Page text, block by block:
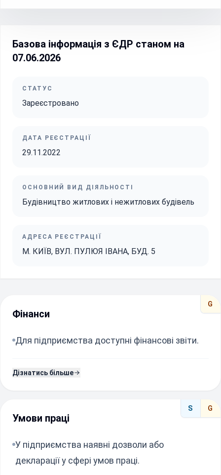
Базова інформація з ЄДР станом на
07.06.2026
СТАТУС
Зареєстровано
ДАТА РЕЄСТРАЦІЇ
29.11.2022
ОСНОВНИЙ ВИД ДІЯЛЬНОСТІ
Будівництво житлових і нежитлових будівель
АДРЕСА РЕЄСТРАЦІЇ
М. КИЇВ, ВУЛ. ПУЛЮЯ ІВАНА, БУД. 5
G
Фінанси
Для підприємства доступні фінансові звіти.
Дізнатись більше
S G
Умови праці
У підприємства наявні дозволи або
декларації у сфері умов праці.